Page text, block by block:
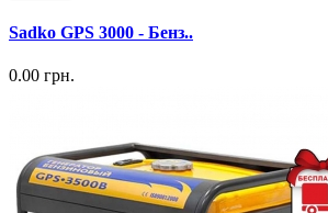
Sadko GPS 3000 - Бенз..
0.00 грн.